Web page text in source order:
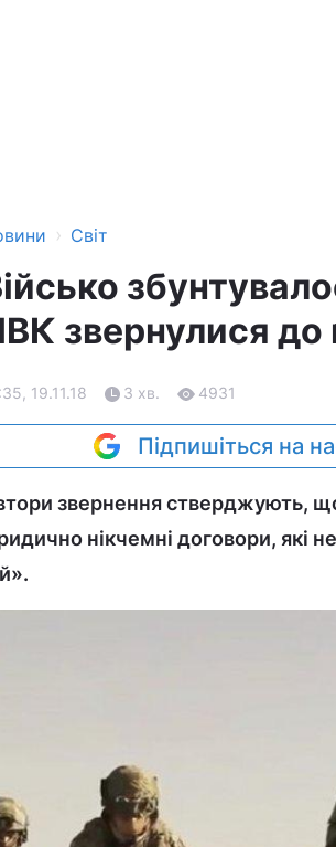
› Світ
звернулися
19.11.18 3 хв. 4931
Підпишіться на
звернення стверджують,
нікчемні договори, які